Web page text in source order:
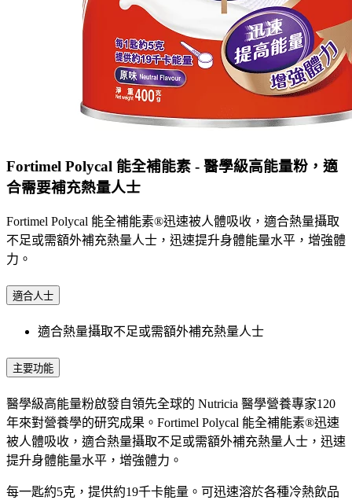
Fortimel Polycal 能全補能素 - 醫學級高能量粉，適
合需要補充熱量人士
Fortimel Polycal 能全補能素®迅速被人體吸收，適合熱量攝取
不足或需額外補充熱量人士，迅速提升身體能量水平，增強體
力。
適合人士
適合熱量攝取不足或需額外補充熱量人士
主要功能
醫學級高能量粉啟發自領先全球的 Nutricia 醫學營養專家120
年來對營養學的研究成果。Fortimel Polycal 能全補能素®迅速
被人體吸收，適合熱量攝取不足或需額外補充熱量人士，迅速
提升身體能量水平，增強體力。
每一匙約5克，提供約19千卡能量。可迅速溶於各種冷熱飲品